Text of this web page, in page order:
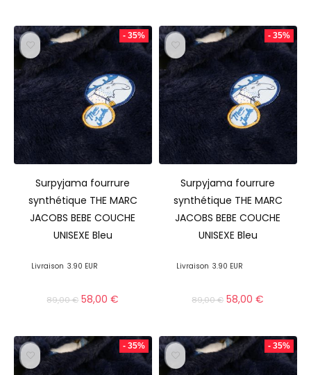
- 35%
Surpyjama fourrure
synthétique THE MARC
JACOBS BEBE COUCHE
UNISEXE Bleu
Livraison 3.90 EUR
89,00€ 58,00€
- 35%
Surpyjama fourrure
synthétique THE MARC
JACOBS BEBE COUCHE
UNISEXE Bleu
Livraison 3.90 EUR
89,00€ 58,00€
- 35% - 35%